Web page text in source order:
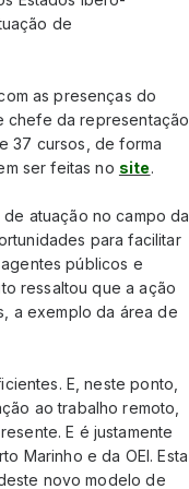
de
as presenças do
chefe da representação
37 cursos, de forma
ser feitas no site.
atuação no campo da
para facilitar
públicos e
ressaltou que a ação
a exemplo da área de
E, neste ponto,
ao trabalho remoto,
E é justamente
Marinho e da OEI. Esta
novo modelo de